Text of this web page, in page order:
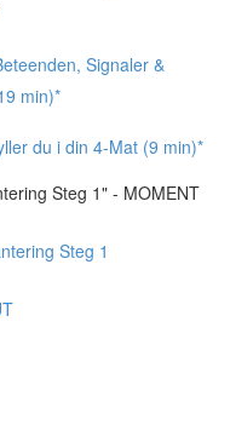
Signaler &
min)*
du i din 4-Mat (9 min)*
Steg 1" - MOMENT
Steg 1